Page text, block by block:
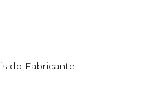
do Fabricante.